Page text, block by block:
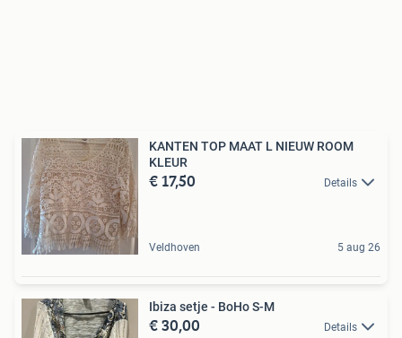
KANTEN TOP MAAT L NIEUW ROOM
KLEUR
€ 17,50 Details
Veldhoven 5 aug 26
Ibiza setje - BoHo S-M
€ 30,00 Details